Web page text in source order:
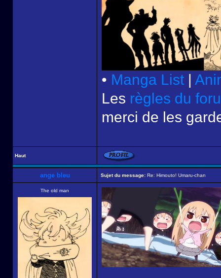
• Manga List |
Les règles du
merci de les
Haut
ange bleu Sujet du message: Re: Himouto! Umaru-chan
The old man